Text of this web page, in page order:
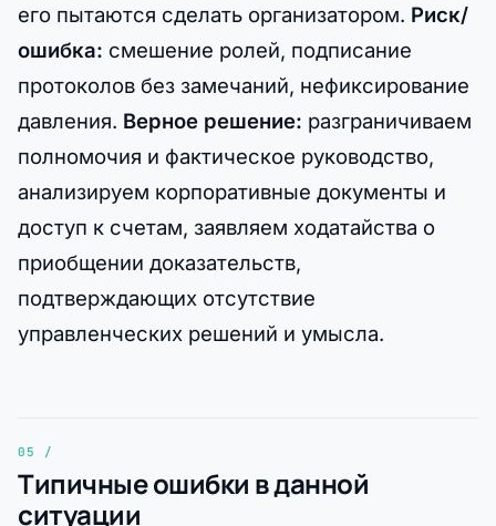
его пытаются сделать организатором. Риск/
ошибка: смешение ролей, подписание
протоколов без замечаний, нефиксирование
давления. Верное решение: разграничиваем
полномочия и фактическое руководство,
анализируем корпоративные документы и
доступ к счетам, заявляем ходатайства о
приобщении доказательств,
подтверждающих отсутствие
управленческих решений и умысла.
Типичные ошибки в данной
ситуации